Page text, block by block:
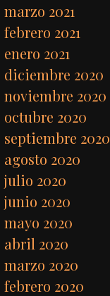
marzo 2021
febrero 2021
enero 2021
diciembre 2020
noviembre 2020
octubre 2020
septiembre 2020
agosto 2020
julio 2020
junio 2020
mayo 2020
abril 2020
marzo 2020
febrero 2020